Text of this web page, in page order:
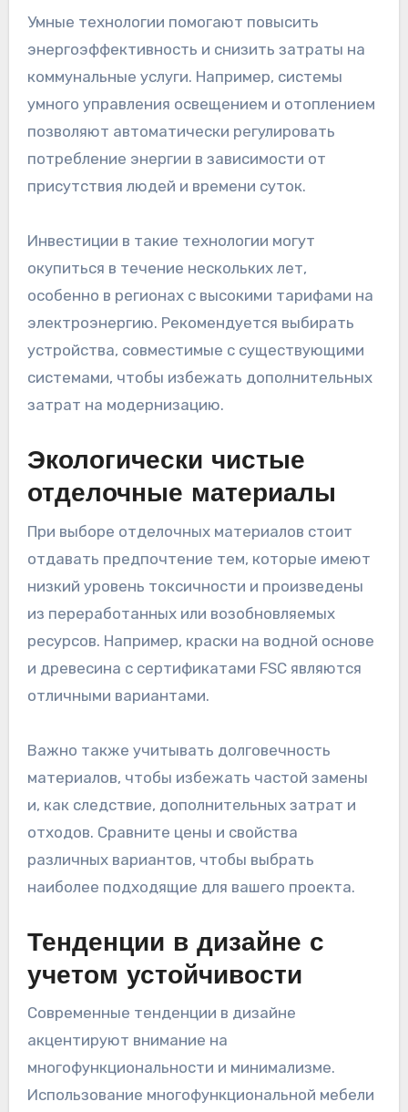
Умные технологии помогают повысить
энергоэффективность и снизить затраты на
коммунальные услуги. Например, системы
умного управления освещением и отоплением
позволяют автоматически регулировать
потребление энергии в зависимости от
присутствия людей и времени суток.
Инвестиции в такие технологии могут
окупиться в течение нескольких лет,
особенно в регионах с высокими тарифами на
электроэнергию. Рекомендуется выбирать
устройства, совместимые с существующими
системами, чтобы избежать дополнительных
затрат на модернизацию.
Экологически чистые
отделочные материалы
При выборе отделочных материалов стоит
отдавать предпочтение тем, которые имеют
низкий уровень токсичности и произведены
из переработанных или возобновляемых
ресурсов. Например, краски на водной основе
и древесина с сертификатами FSC являются
отличными вариантами.
Важно также учитывать долговечность
материалов, чтобы избежать частой замены
и, как следствие, дополнительных затрат и
отходов. Сравните цены и свойства
различных вариантов, чтобы выбрать
наиболее подходящие для вашего проекта.
Тенденции в дизайне с
учетом устойчивости
Современные тенденции в дизайне
акцентируют внимание на
многофункциональности и минимализме.
Использование многофункциональной мебели